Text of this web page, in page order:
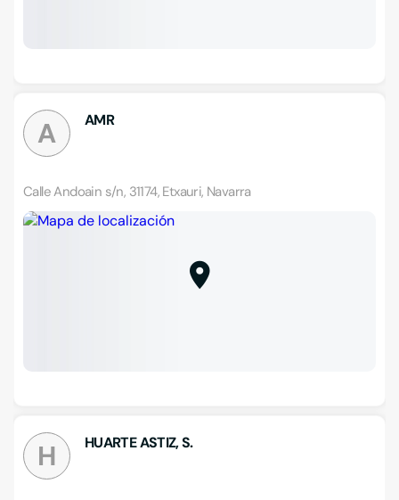
A AMR
Calle Andoain s/n, 31174, Etxauri, Navarra
H HUARTE ASTIZ, S.